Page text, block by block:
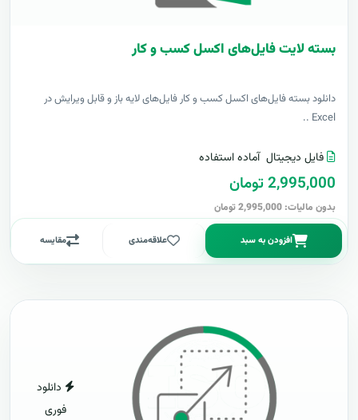
بسته لایت فایل‌های اکسل کسب و کار
دانلود بسته فایل‌های اکسل کسب و کار فایل‌های لایه باز و قابل ویرایش در
Excel ..
فایل دیجیتال آماده استفاده
2,995,000 تومان
بدون مالیات: 2,995,000 تومان
افزودن به سبد علاقه‌مندی مقایسه
دانلود
فوری